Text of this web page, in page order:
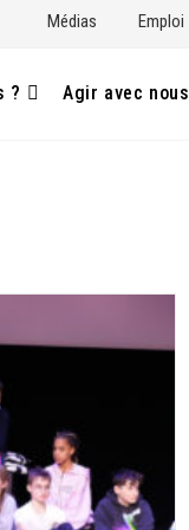
Médias Emploi
? Agir avec nous